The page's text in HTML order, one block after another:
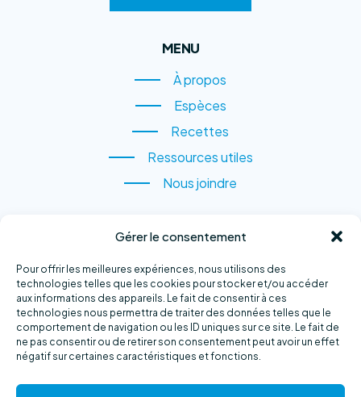
Gérer le consentement
Pour offrir les meilleures expériences, nous utilisons des
technologies telles que les cookies pour stocker et/ou accéder
aux informations des appareils. Le fait de consentir à ces
technologies nous permettra de traiter des données telles que le
comportement de navigation ou les ID uniques sur ce site. Le fait de
ne pas consentir ou de retirer son consentement peut avoir un effet
négatif sur certaines caractéristiques et fonctions.
MENU
À propos
À propos
Espèces
Espèces
Recettes
Recettes
Ressources utiles
Ressources utiles
Nous joindre
CONTACTEZ-NOUS
1, rue du Quai,
Sainte-Anne-des-Monts
(QC) G4V 2B6
Téléphone :418 763-2500